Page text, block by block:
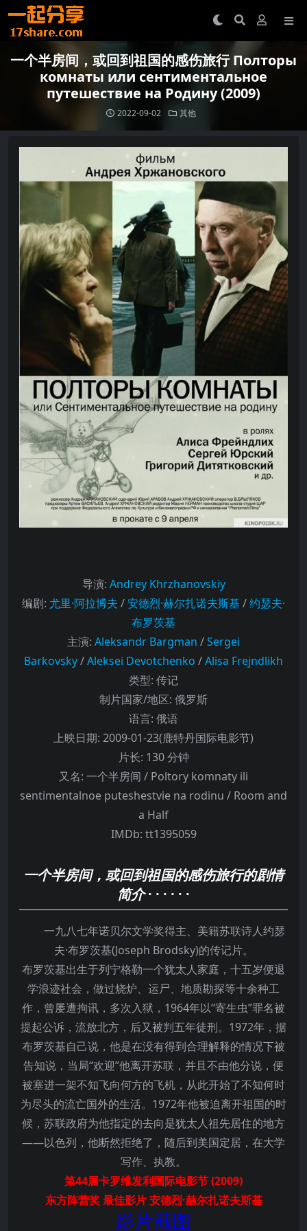
一个半房间，或回到祖国的感伤旅行 Полторы
комнаты или сентиментальное
путешествие на Родину (2009)
2022-09-02 其他
导演: Andrey Khrzhanovskiy
编剧: 尤里·阿拉博夫 /安德烈·赫尔扎诺夫斯基 /约瑟夫·
布罗茨基
主演: Aleksandr Bargman /Sergei
Barkovsky/Aleksei Devotchenko /Alisa Frejndlikh
类型: 传记
制片国家/地区: 俄罗斯
语言: 俄语
上映日期: 2009-01-23(鹿特丹国际电影节)
片长: 130 分钟
又名: 一个半房间 / Poltory komnaty ili
sentimentalnoe puteshestvie na rodinu / Room and
a Half
IMDb: tt1395059
一个半房间，或回到祖国的感伤旅行的剧情
简介· · · · · ·
一九八七年诺贝尔文学奖得主、美籍苏联诗人约瑟
夫·布罗茨基(Joseph Brodsky)的传记片。
布罗茨基出生于列宁格勒一个犹太人家庭，十五岁便退
学浪迹社会，做过烧炉、运尸、地质勘探等十余种工
作，曾屡遭拘讯，多次入狱，1964年以“寄生虫”罪名被
提起公诉，流放北方，后又被判五年徒刑。1972年，据
布罗茨基自己说，他是在没有得到合理解释的情况下被
告知说，当局“欢迎”他离开苏联，并且不由他分说，便
被塞进一架不知飞向何方的飞机，从此开始了不知何时
为尽头的流亡国外的生活。1972年他被迫离开祖国的时
候，苏联政府为他指定的去向是犹太人祖先居住的地方
——以色列，他断然拒绝了，随后到美国定居，在大学
写作、执教。
第44届卡罗维发利国际电影节 (2009)
东方阵营奖 最佳影片 安德烈·赫尔扎诺夫斯基
影片截图